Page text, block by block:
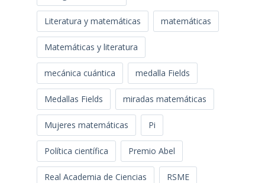
Literatura y matemáticas matemáticas
Matemáticas y literatura
mecánica cuántica medalla Fields
Medallas Fields miradas matemáticas
Mujeres matemáticas Pi
Política científica Premio Abel
Real Academia de Ciencias RSME